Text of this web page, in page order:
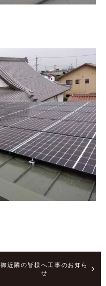
御近隣の皆様へ工事のお知ら
せ